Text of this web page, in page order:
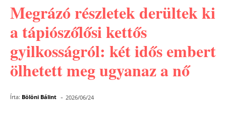
Megrázó részletek derültek ki
a tápiószőlősi kettős
gyilkosságról: két idős embert
ölhetett meg ugyanaz a nő
Írta: Bölöni Bálint - 2026/06/24